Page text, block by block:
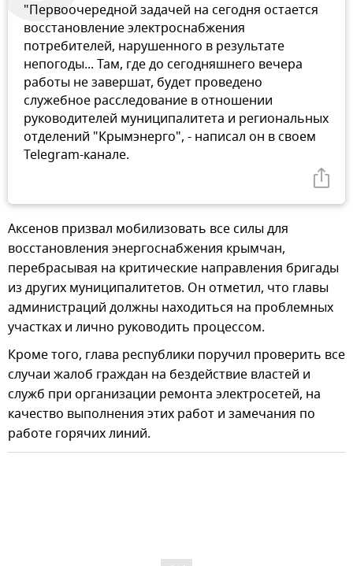
"Первоочередной задачей на сегодня остается
восстановление электроснабжения
потребителей, нарушенного в результате
непогоды... Там, где до сегодняшнего вечера
работы не завершат, будет проведено
служебное расследование в отношении
руководителей муниципалитета и региональных
отделений "Крымэнерго", - написал он в своем
Telegram-канале.
Аксенов призвал мобилизовать все силы для
восстановления энергоснабжения крымчан,
перебрасывая на критические направления бригады
из других муниципалитетов. Он отметил, что главы
администраций должны находиться на проблемных
участках и лично руководить процессом.
Кроме того, глава республики поручил проверить все
случаи жалоб граждан на бездействие властей и
служб при организации ремонта электросетей, на
качество выполнения этих работ и замечания по
работе горячих линий.